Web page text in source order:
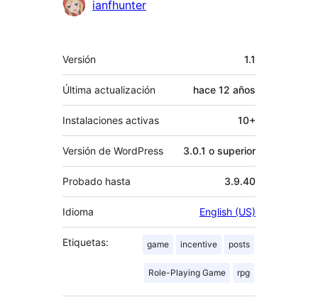
Colaboradores
ianfhunter
Meta
Versión 1.1
Última actualización hace 12 años
Instalaciones activas 10+
Versión de WordPress 3.0.1 o superior
Probado hasta 3.9.40
Idioma English (US)
Etiquetas: game incentive posts
Role-Playing Game rpg